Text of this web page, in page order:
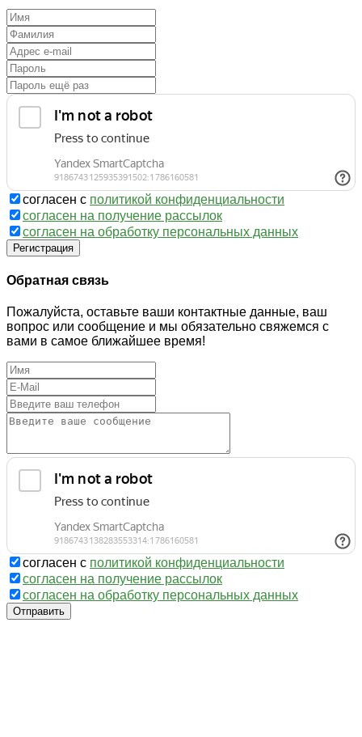
согласен с политикой конфиденциальности
согласен на получение рассылок
согласен на обработку персональных данных
Регистрация
Обратная связь
Пожалуйста, оставьте ваши контактные данные, ваш
вопрос или сообщение и мы обязательно свяжемся с
вами в самое ближайшее время!
согласен с политикой конфиденциальности
согласен на получение рассылок
согласен на обработку персональных данных
Отправить